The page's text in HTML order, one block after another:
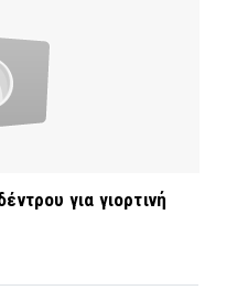
για γιορτινή